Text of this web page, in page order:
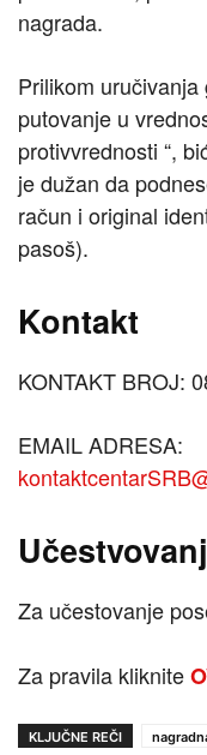
nagrada.
Prilikom uručivanja
putovanje u
protivvrednosti “,
je dužan da
račun i original
pasoš).
Kontakt
KONTAKT BROJ:
EMAIL ADRESA:
Za učestovanje
Za pravila kliknite
KLJUČNE REČI